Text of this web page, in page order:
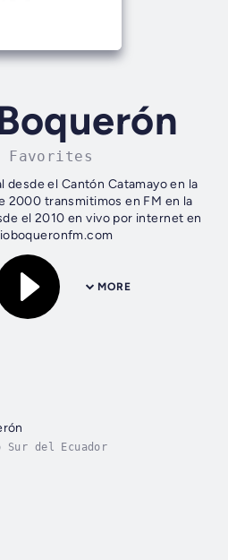
Favorites
desde el Cantón Catamayo en la
2000 transmitimos en FM en la
el 2010 en vivo por internet en
MORE
Sur del Ecuador